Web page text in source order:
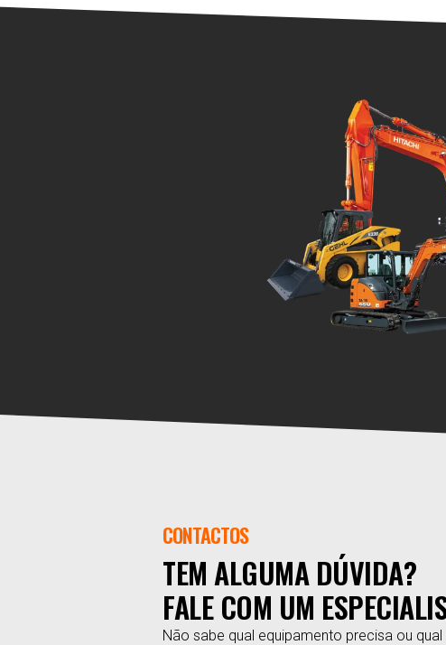
CONTACTOS
TEM ALGUMA DÚVIDA?
FALE COM UM
Não sabe qual equipamento precisa ou